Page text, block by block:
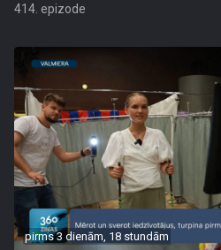
414. epizode
pirms 3 dienām, 18 stundām